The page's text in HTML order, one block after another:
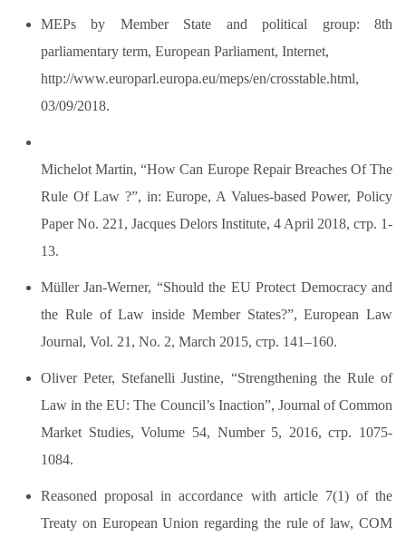
MEPs by Member State and political group: 8th
parliamentary term, European Parliament, Internet,
http://www.europarl.europa.eu/meps/en/crosstable.html,
03/09/2018.
Michelot Martin, “How Can Europe Repair Breaches Of The
Rule Of Law ?”, in: Europe, A Values-based Power, Policy
Paper No. 221, Jacques Delors Institute, 4 April 2018, стр. 1-
13.
Müller Jan-Werner, “Should the EU Protect Democracy and
the Rule of Law inside Member States?”, European Law
Journal, Vol. 21, No. 2, March 2015, стр. 141–160.
Oliver Peter, Stefanelli Justine, “Strengthening the Rule of
Law in the EU: The Council’s Inaction”, Journal of Common
Market Studies, Volume 54, Number 5, 2016, стр. 1075-
1084.
Reasoned proposal in accordance with article 7(1) of the
Treaty on European Union regarding the rule of law, COM